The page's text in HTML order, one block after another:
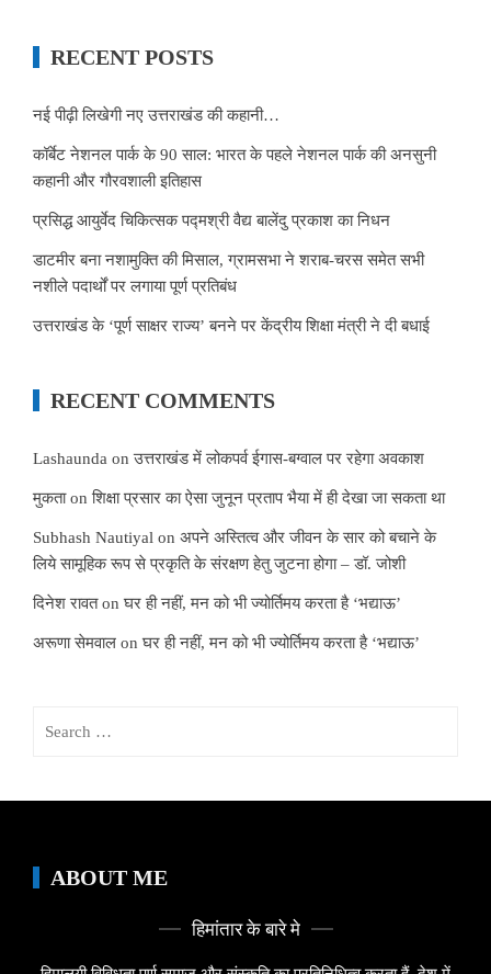
RECENT POSTS
नई पीढ़ी लिखेगी नए उत्तराखंड की कहानी…
कॉर्बेट नेशनल पार्क के 90 साल: भारत के पहले नेशनल पार्क की अनसुनी
कहानी और गौरवशाली इतिहास
प्रसिद्ध आयुर्वेद चिकित्सक पद्मश्री वैद्य बालेंदु प्रकाश का निधन
डाटमीर बना नशामुक्ति की मिसाल, ग्रामसभा ने शराब-चरस समेत सभी
नशीले पदार्थों पर लगाया पूर्ण प्रतिबंध
उत्तराखंड के ‘पूर्ण साक्षर राज्य’ बनने पर केंद्रीय शिक्षा मंत्री ने दी बधाई
RECENT COMMENTS
Lashaunda onउत्तराखंड में लोकपर्व ईगास-बग्वाल पर रहेगा अवकाश
मुकताonशिक्षा प्रसार का ऐसा जुनून प्रताप भैया में ही देखा जा सकता था
Subhash Nautiyal on अपने अस्तित्व और जीवन के सार को बचाने के
लिये सामूहिक रूप से प्रकृति के संरक्षण हेतु जुटना होगा – डॉ. जोशी
दिनेश रावतonघर ही नहीं, मन को भी ज्योर्तिमय करता है ‘भद्याऊ’
अरूणा सेमवाल onघर ही नहीं, मन को भी ज्योर्तिमय करता है ‘भद्याऊ’
ABOUT ME
हिमांतार के बारे मे